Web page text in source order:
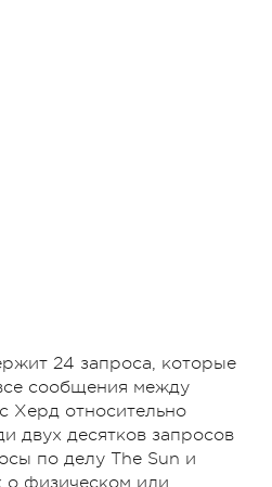
24 запроса, которые
сообщения между
Херд относительно
двух десятков запросов
по делу The Sun и
о физическом или